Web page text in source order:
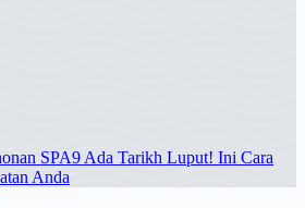
SPA9 Ada Tarikh Luput! Ini Cara
Anda